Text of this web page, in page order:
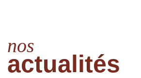
nos
actualités